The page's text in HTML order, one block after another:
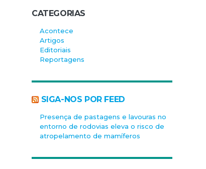
CATEGORIAS
Acontece
Artigos
Editoriais
Reportagens
SIGA-NOS POR FEED
Presença de pastagens e lavouras no
entorno de rodovias eleva o risco de
atropelamento de mamíferos